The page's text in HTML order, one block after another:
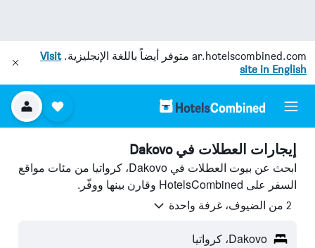
ar.hotelscombined.com متوفر أيضاً باللغة الإنجليزية.Visit
site in English
إيجارات العطلات في Dakovo
ابحث عن بيوت العطلات في Dakovo، كرواتيا من مئات مواقع
السفر على HotelsCombined وقارن بينها ووفّر.
2 من الضيوف، غرفة واحدة
Dakovo، كرواتيا